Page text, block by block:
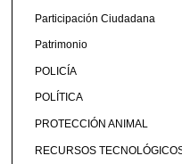
Participación Ciudadana
Patrimonio
POLICÍA
POLÍTICA
PROTECCIÓN ANIMAL
RECURSOS